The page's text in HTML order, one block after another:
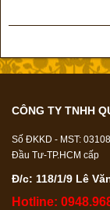
CÔNG TY TNHH
Số ĐKKD - MST:
Đầu Tư-TP.HCM cấp
Đ/c: 118/1/9 Lê
Hotline: